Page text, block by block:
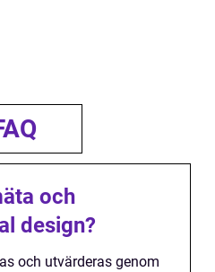
och
design?
och utvärderas genom